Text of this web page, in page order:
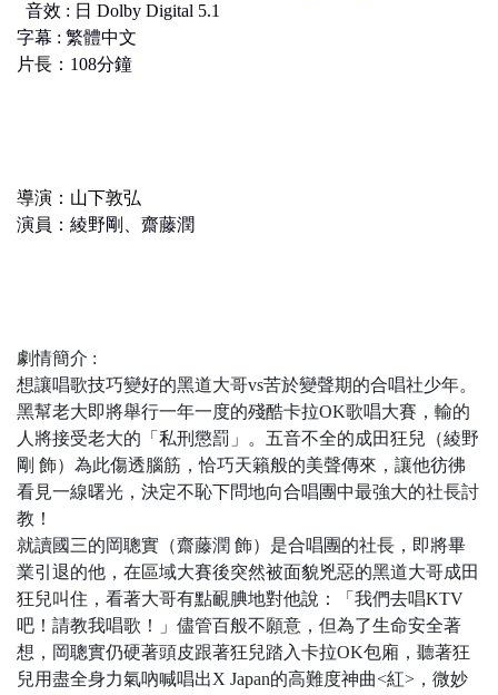
音效 : 日 Dolby Digital 5.1
字幕 : 繁體中文
片長：108分鐘
導演：山下敦弘
演員：綾野剛、齋藤潤
劇情簡介 :
想讓唱歌技巧變好的黑道大哥vs苦於變聲期的合唱社少年。
黑幫老大即將舉行一年一度的殘酷卡拉OK歌唱大賽，輸的
人將接受老大的「私刑懲罰」。五音不全的成田狂兒（綾野
剛 飾）為此傷透腦筋，恰巧天籟般的美聲傳來，讓他彷彿
看見一線曙光，決定不恥下問地向合唱團中最強大的社長討
教！
就讀國三的岡聰實（齋藤潤 飾）是合唱團的社長，即將畢
業引退的他，在區域大賽後突然被面貌兇惡的黑道大哥成田
狂兒叫住，看著大哥有點靦腆地對他說：「我們去唱KTV
吧！請教我唱歌！」儘管百般不願意，但為了生命安全著
想，岡聰實仍硬著頭皮跟著狂兒踏入卡拉OK包廂，聽著狂
兒用盡全身力氣吶喊唱出X Japan的高難度神曲<紅>，微妙